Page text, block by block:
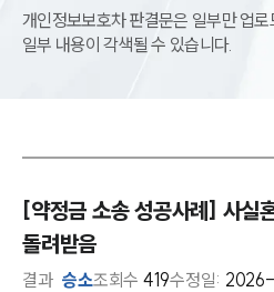
개인정보보호차 판결문은 일부만 업로
일부 내용이 각색될 수 있습니다.
[약정금 소송 성공사례] 사실
돌려받음
결과 승소조회수 419수정일: